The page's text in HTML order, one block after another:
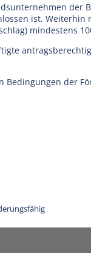
der
ist. Weiterhin
mindestens
Bedingungen der